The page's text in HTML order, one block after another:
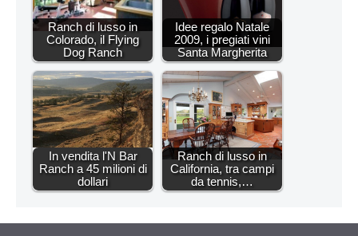
Ranch di lusso in
Colorado, il Flying
Dog Ranch
Idee regalo Natale
2009, i pregiati vini
Santa Margherita
In vendita l'N Bar
Ranch a 45 milioni di
dollari
Ranch di lusso in
California, tra campi
da tennis,…